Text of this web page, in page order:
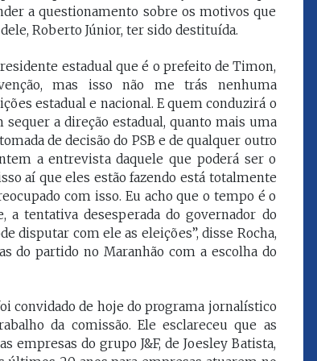
a questionamento sobre os motivos que
Roberto Júnior, ter sido destituída.
estadual que é o prefeito de Timon,
mas isso não me trás nenhuma
estadual e nacional. E quem conduzirá o
sequer a direção estadual, quanto mais uma
de decisão do PSB e de qualquer outro
a entrevista daquele que poderá ser o
aí que eles estão fazendo está totalmente
com isso. Eu acho que o tempo é o
a tentativa desesperada do governador do
disputar com ele as eleições”, disse Rocha,
do partido no Maranhão com a escolha do
convidado de hoje do programa jornalístico
da comissão. Ele esclareceu que as
empresas do grupo J&F, de Joesley Batista,
de
Justiça
do
juízes e servidores"
FROZ SOBRINHO
Ingressou no Ministério
Público Estadual em 1992,
onde foi Promotor de
Justiça. Como
desembargador exerceu a
função de corregedor geral
da Justiça do Maranhão no
biênio 2022/2024. É
presidente do TJMA no
biênio 2024/2026.